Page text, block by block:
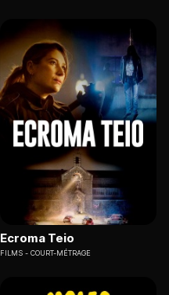
Ecroma Teio
FILMS COURT-MÉTRAGE